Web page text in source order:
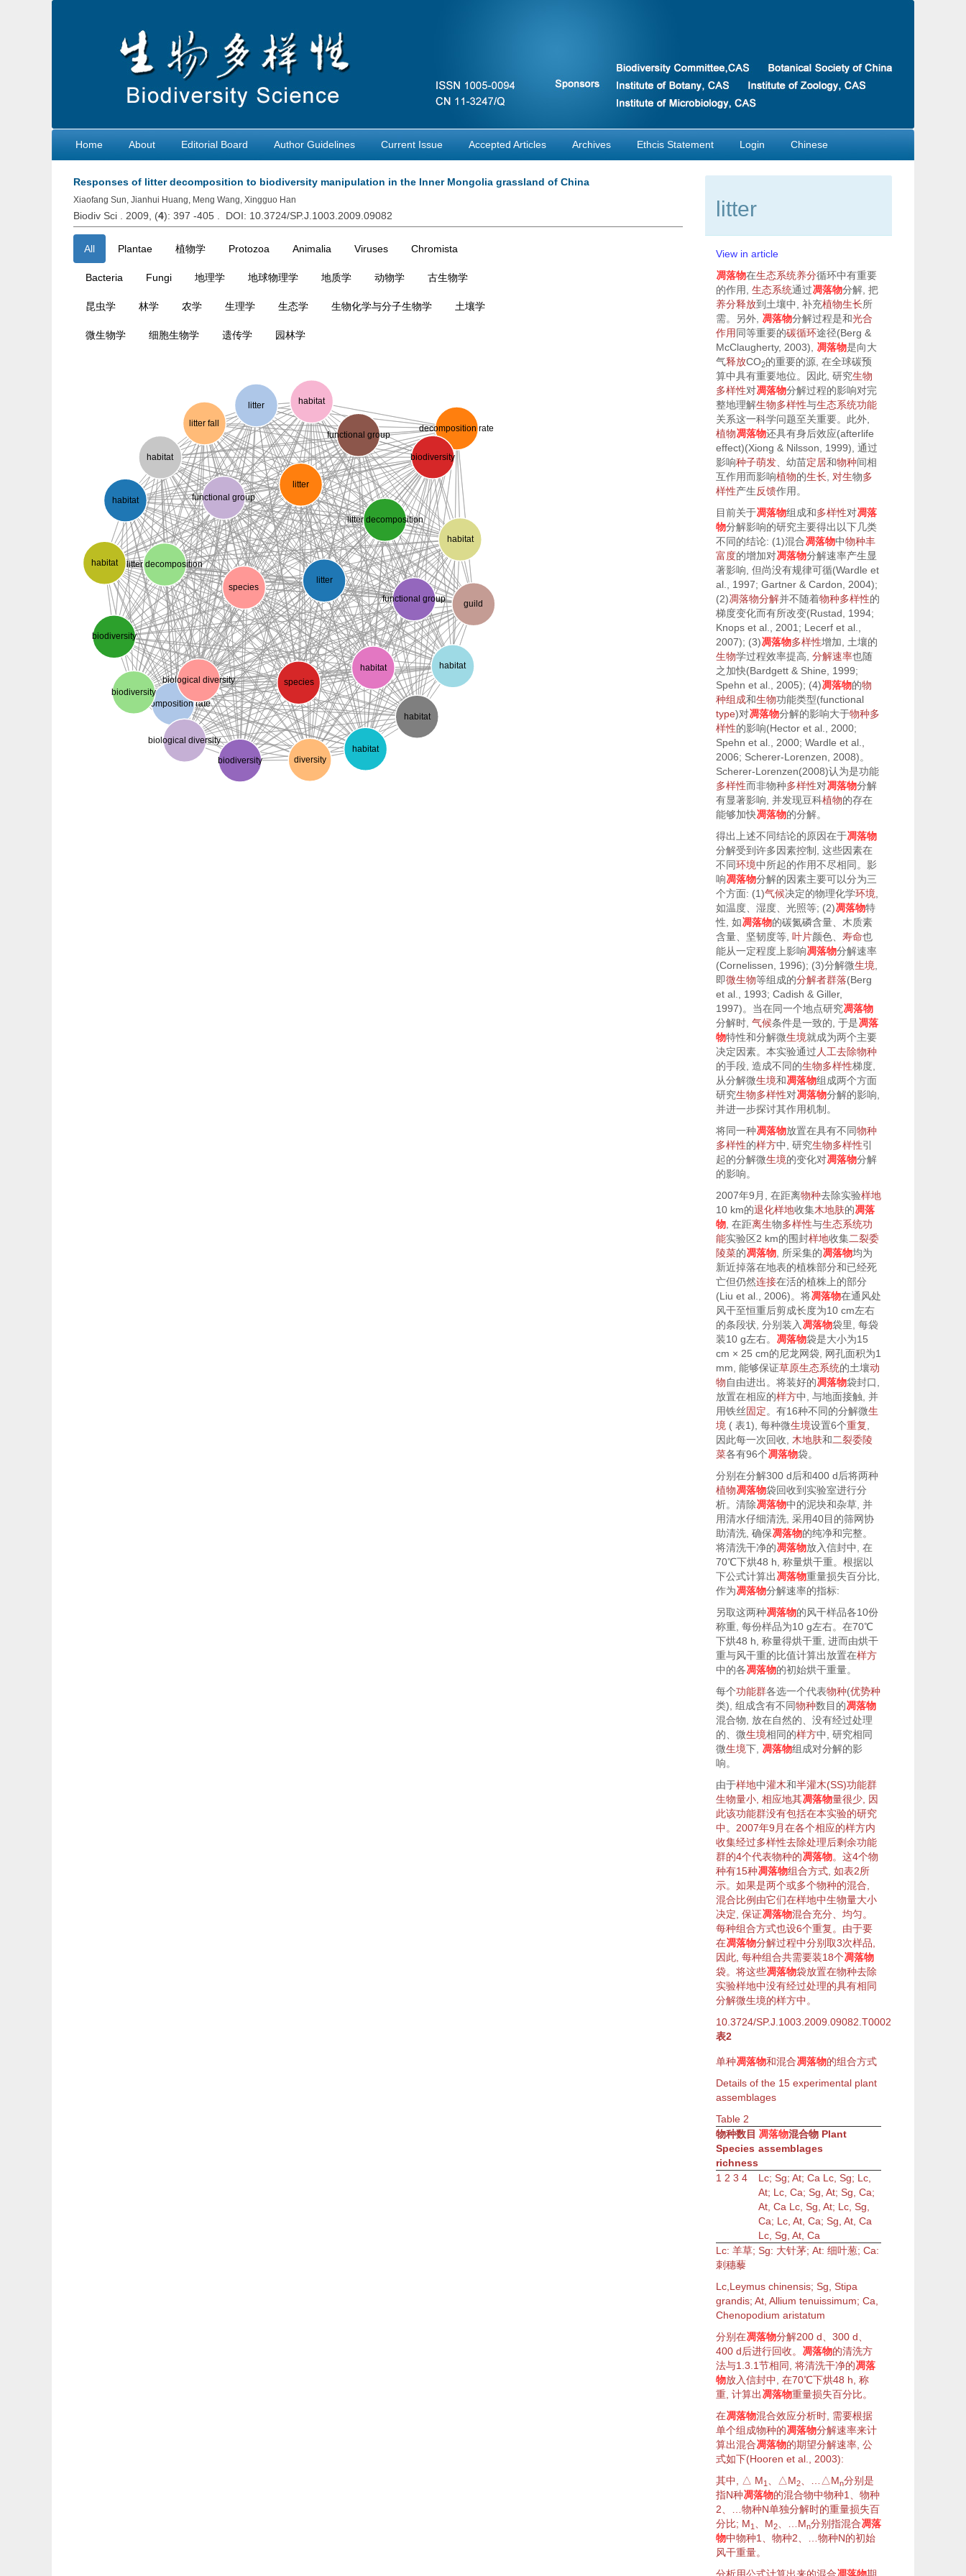
Home About Editorial Board Author Guidelines Current Issue Accepted Articles Archives Ethcis Statement Login Chinese
Responses of litter decomposition to biodiversity manipulation in the Inner Mongolia grassland of China
Xiaofang Sun, Jianhui Huang, Meng Wang, Xingguo Han
Biodiv Sci . 2009, (4): 397 -405 . DOI: 10.3724/SP.J.1003.2009.09082
All Plantae 植物学 Protozoa Animalia Viruses Chromista
Bacteria Fungi 地理学 地球物理学 地质学 动物学 古生物学
昆虫学 林学 农学 生理学 生态学 生物化学与分子生物学 土壤学
微生物学 细胞生物学 遗传学 园林学
litter
litter
litter
litter fall
litter decomposition
litter decomposition
species
species
functional group
functional group
functional group
guild
habitat
habitat
habitat
habitat
habitat
habitat
habitat
habitat
habitat
decomposition rate
decomposition rate
diversity
biodiversity
biodiversity
biodiversity
biological diversity
biodiversity
biological diversity
litter
View in article
凋落物在生态系统养分循环中有重要
的作用, 生态系统通过凋落物分解, 把
养分释放到土壤中, 补充植物生长所
需。另外, 凋落物分解过程是和光合
作用 同等重要的碳循环途径(Berg &
McClaugherty, 2003), 凋落物是向大
气释放CO2的重要的源, 在全球碳预
算中具有重要地位。因此, 研究生物
多样性对凋落物分解过程的影响对完
整地理解生物多样性与生态系统功能
关系这一科学问题至关重要。此外,
植物凋落物还具有身后效应(afterlife
effect)(Xiong & Nilsson, 1999), 通过
影响种子萌发、幼苗定居和物种间相
互作用而影响植物的生长 对生物多
样性产生反馈作用。
目前关于凋落物组成和多样性对凋落
物分解影响的研究主要得出以下几类
不同的结论: (1)混合凋落物中物种丰
富度的增加对凋落物分解速率产生显
著影响, 但尚没有规律可循(Wardle et
al.
1997; Gartner & Cardon, 2004);
(2)凋落物分解并不随着物种多样性的
梯度变化而有所改变(Rustad, 1994;
Knops et al. 2001 ; Lecerf et al.
2007); (3)凋落物多样性增加, 土壤的
生物学过程效率提高, 分解速率也随
之加快(Bardgett & Shine, 1999;
Spehn et al. 2005); (4)凋落物的物
种组成和生物功能类型(functional
type)对凋落物分解的影响大于物种多
样性的影响(Hector et al. 2000;
Spehn et al. 2000; Wardle et al.
2006; Scherer-Lorenzen, 2008)。
Scherer-Lorenzen(2008)认为是功能
多样性而非物种多样性对凋落物分解
有显著影响, 并发现豆科植物的存在
能够加快凋落物的分解。
得出上述不同结论的原因在于凋落物
分解受到许多因素控制, 这些因素在
不同环境中所起的作用不尽相同。影
响凋落物分解的因素主要可以分为三
个方面: (1)气候决定的物理化学环境
如温度、湿度、光照等; (2)凋落物特
性, 如凋落物的碳氮磷含量、木质素
含量、坚韧度等, 叶片颜色、 寿命也
能从一定程度上影响凋落物分解速率
(Cornelissen, 1996); (3)分解微生境
即微生物等组成的分解者群落(Berg
et al.
1993; Cadish & Giller,
1997)。当在同一个地点研究凋落物
分解时, 气候条件是一致的, 于是凋落
物特性和分解微生境就成为两个主要
决定因素。本实验通过 人工去除物种
的手段, 造成不同的生物多样性梯度,
从分解微生境和凋落物组成两个方面
研究生物多样性对凋落物分解的影响,
并进一步探讨其作用机制。
将同一种凋落物放置在具有不同物种
多样性的样方中, 研究生物多样性引
起的分解微生境的变化对凋落物分解
的影响。
2007年9月, 在距离物种去除实验样地
10 km的退化样地收集木地肤的凋落
物, 在距离生物多样性与生态系统功
能实验区2 km的围封样地收集二裂委
陵菜的凋落物, 所采集的凋落物均为
新近掉落在地表的植株部分和已经死
亡但仍然连接在活的植株上的部分
(Liu et al. 2006)。将凋落物在通风处
风干至恒重后剪成长度为10 cm左右
的条段状, 分别装入 凋落物袋里, 每袋
装10 g左右。 凋落物袋是大小为15
cm × 25 cm的尼龙网袋, 网孔面积为1
mm, 能够保证草原生态系统的土壤动
物自由进出。将装好的凋落物袋封口,
放置在相应的样方中, 与地面接触, 并
用铁丝固定。有16种不同的分解微生
境 ( 表1), 每种微生境设置6个重复
因此每一次回收, 木地肤和二裂委陵
菜各有96个凋落物袋。
分别在分解300 d后和400 d后将两种
植物凋落物袋回收到实验室进行分
析。清除凋落物中的泥块和杂草, 并
用清水仔细清洗, 采用40目的筛网协
助清洗, 确保凋落物的纯净和完整。
将清洗干净的凋落物放入信封中, 在
70℃下烘48 h, 称量烘干重。根据以
下公式计算出凋落物重量损失百分比,
作为凋落物分解速率的指标:
另取这两种凋落物的风干样品各10份
称重, 每份样品为10 g左右。在70℃
下烘48 h, 称量得烘干重, 进而由烘干
重与风干重的比值计算出放置在样方
中的各凋落物的初始烘干重量。
每个功能群各选一个代表物种(优势种
类), 组成含有不同物种数目的凋落物
混合物, 放在自然的、没有经过处理
的、微生境相同的样方中, 研究相同
微生境下, 凋落物组成对分解的影
响。
由于样地中灌木和半灌木(SS)功能群
生物量小, 相应地其凋落物量很少, 因
此该功能群没有包括在本实验的研究
中。2007年9月在各个相应的样方内
收集经过多样性去除处理后剩余功能
群的4个代表物种的凋落物。这4个物
种有15种凋落物组合方式, 如表2所
示。如果是两个或多个物种的混合,
混合比例由它们在样地中生物量大小
决定, 保证凋落物混合充分、均匀。
每种组合方式也设6个重复 。由于要
在凋落物分解过程中分别取3次样品,
因此, 每种组合共需要装18个凋落物
袋。将这些凋落物袋放置在物种去除
实验样地中没有经过处理的具有相同
分解微生境的样方中。
10.3724/SP.J.1003.2009.09082.T0002
表2
单种凋落物和混合凋落物的组合方式
Details of the 15 experimental plant
assemblages
Table2
物种数目
Species
richness
凋落物混合物 Plant
assemblages
1 2 3 4 Lc; Sg; At; Ca Lc, Sg; Lc,
At; Lc, Ca; Sg, At; Sg, Ca;
At, Ca Lc, Sg, At; Lc, Sg,
Ca; Lc, At, Ca; Sg, At, Ca
Lc, Sg, At, Ca
Lc: 羊草; Sg: 大针茅; At: 细叶葱; Ca:
刺穗藜
Lc, Leymus chinensis; Sg, Stipa
grandis; At, Allium tenuissimum; Ca,
Chenopodium aristatum
分别在凋落物分解200 d、300 d、
400 d后进行回收。 凋落物的清洗方
法与1.3.1节相同, 将清洗干净的凋落
物放入信封中, 在70℃下烘48 h, 称
重, 计算出凋落物重量损失百分比。
在凋落物混合效应分析时, 需要根据
单个组成物种的凋落物分解速率来计
算出混合凋落物的期望分解速率, 公
式如下(Hooren et al. 2003):
其中, △ M1 、△M2、…△Mn分别是
指N种凋落物的混合物中物种1、 物种
2、… 物种N单独分解时的重量损失百
分比; M1 M2、… Mn分别指混合凋落
物中物种1、 物种2、… 物种N的初始
风干重量。